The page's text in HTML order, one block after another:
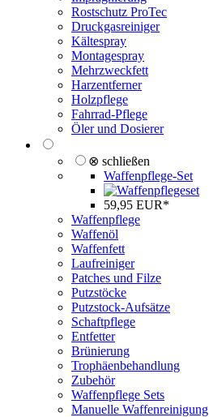
Rostschutz ProTec
Druckgasreiniger
Kältespray
Montagespray
Mehrzweckfett
Harzentferner
Holzpflege
Fahrrad-Pflege
Öler und Dosierer
⊗ schließen
Waffenpflege-Set
59,95 EUR*
Waffenpflege
Waffenöl
Waffenfett
Laufreiniger
Patches und Filze
Putzstöcke
Putzstock-Aufsätze
Schaftpflege
Entfetter
Brünierung
Trophäenbehandlung
Zubehör
Waffenpflege Sets
Manuelle Waffenreinigung